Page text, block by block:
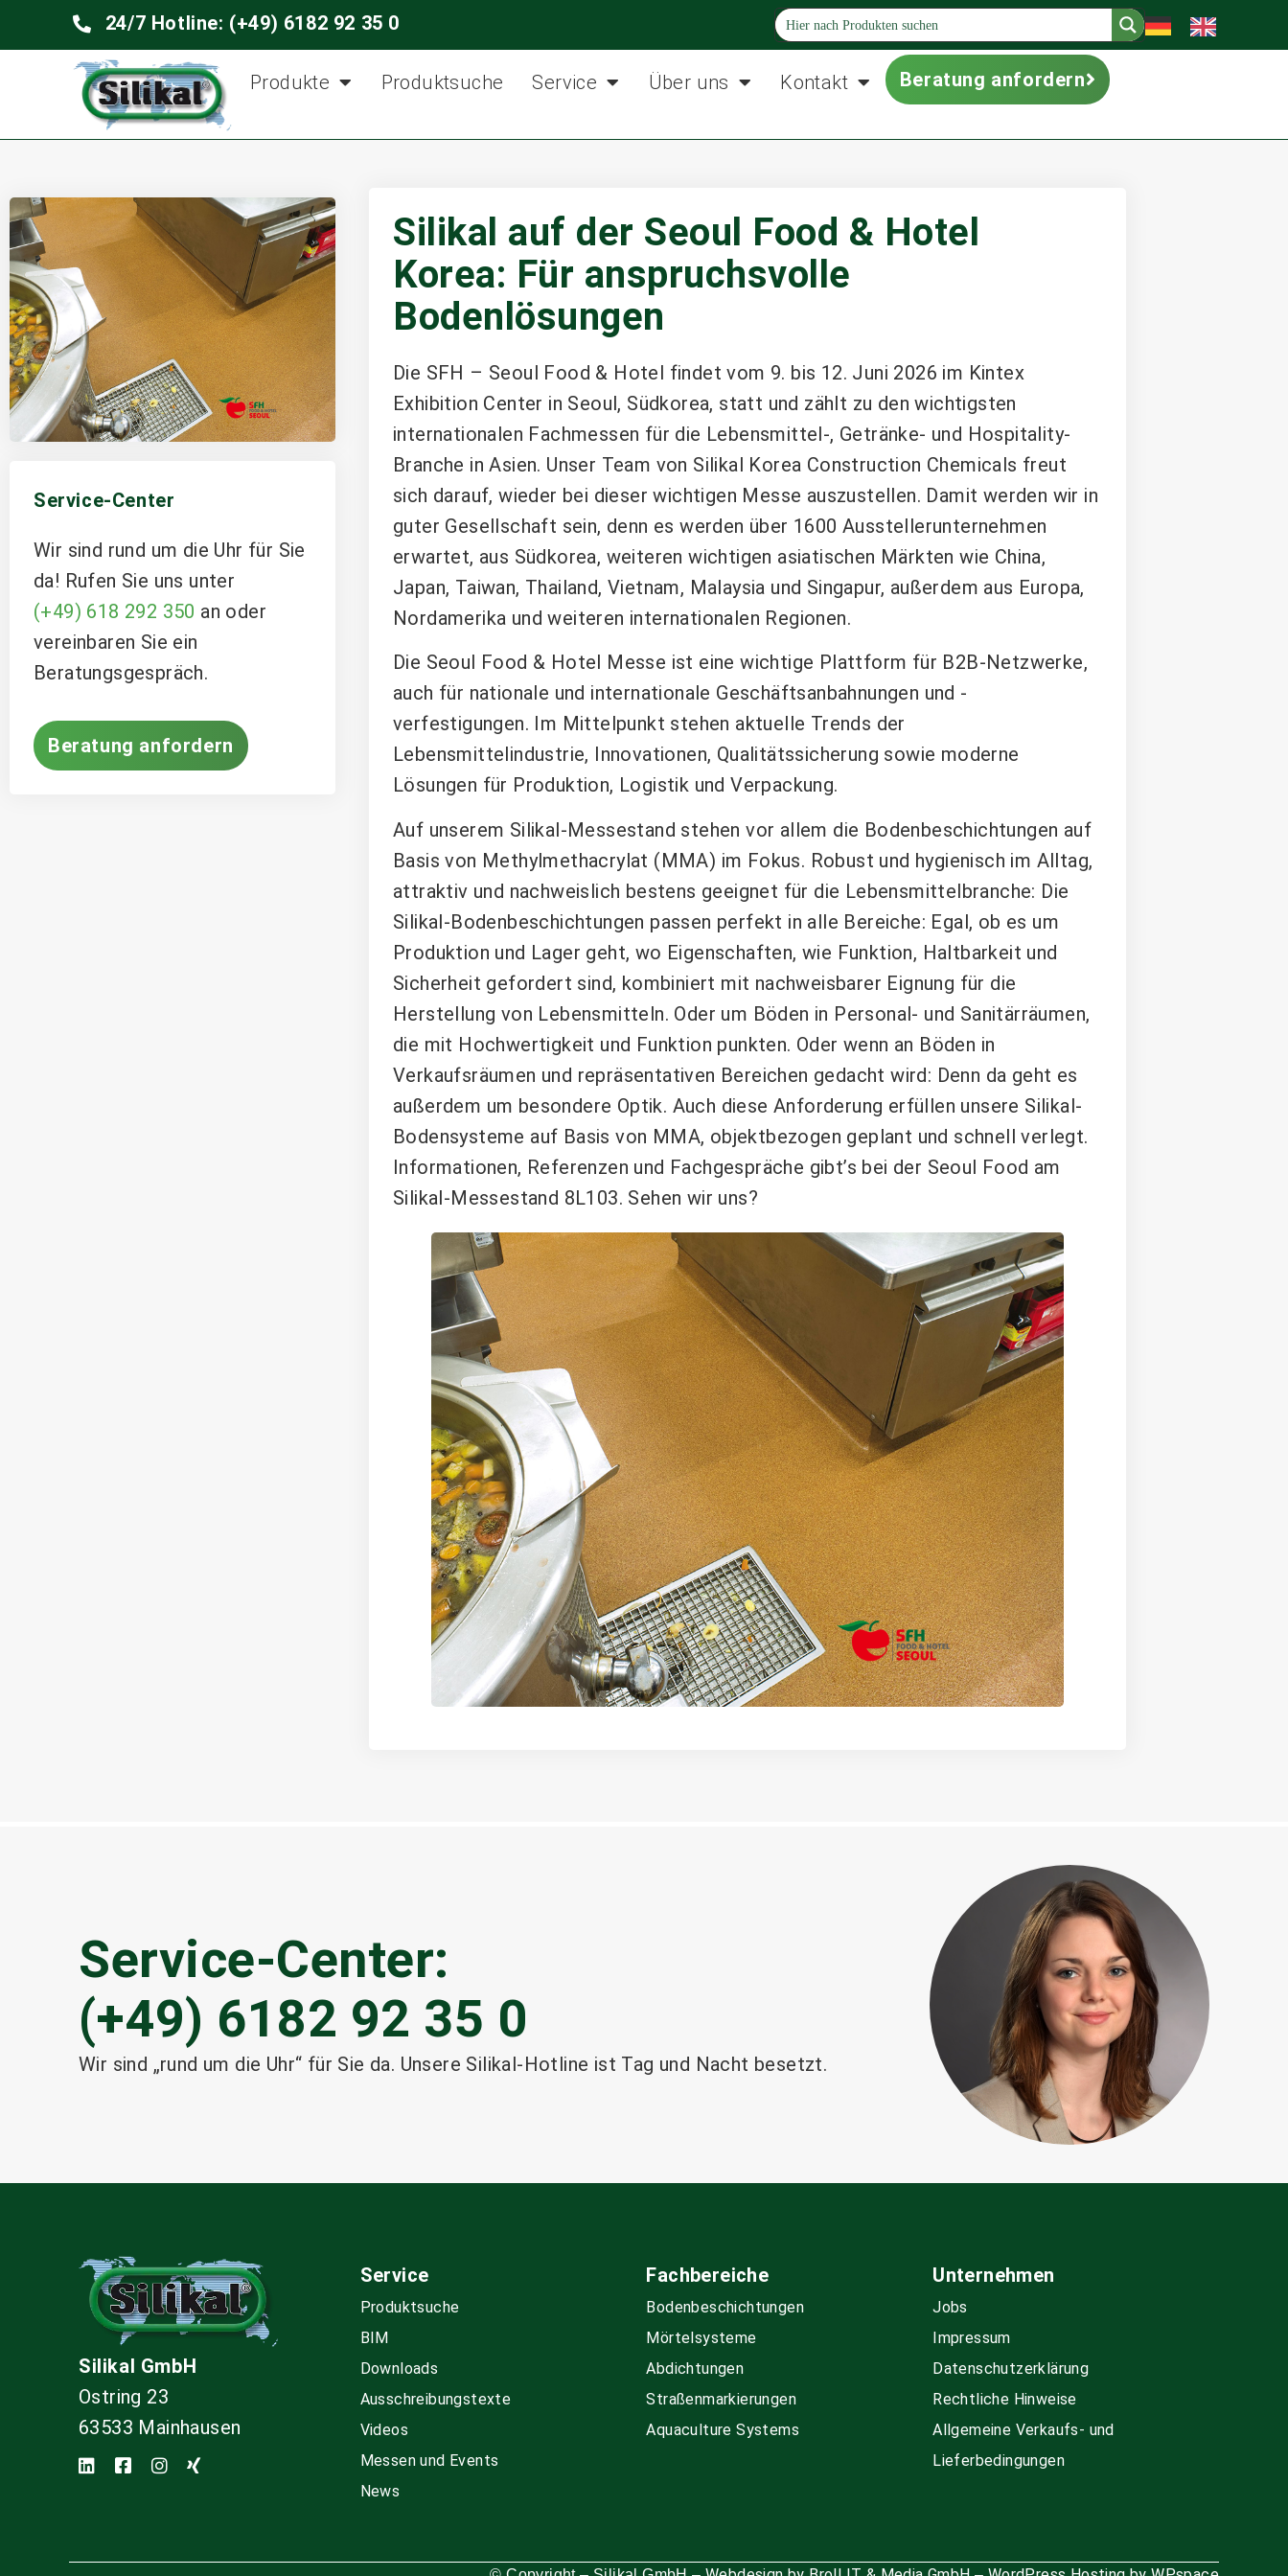
24/7 Hotline: (+49) 6182 92 35 0
Produkte Produktsuche Service Über uns Kontakt Beratung anfordern
Service-Center
Wir sind rund um die Uhr für Sie
da! Rufen Sie uns unter
(+49) 618 292 350 an oder
vereinbaren Sie ein
Beratungsgespräch.
Beratung anfordern
Silikal auf der Seoul Food & Hotel
Korea: Für anspruchsvolle
Bodenlösungen
Die SFH – Seoul Food & Hotel findet vom 9. bis 12. Juni 2026 im Kintex
Exhibition Center in Seoul, Südkorea, statt und zählt zu den wichtigsten
internationalen Fachmessen für die Lebensmittel-, Getränke- und Hospitality-
Branche in Asien. Unser Team von Silikal Korea Construction Chemicals freut
sich darauf, wieder bei dieser wichtigen Messe auszustellen. Damit werden wir in
guter Gesellschaft sein, denn es werden über 1600 Ausstellerunternehmen
erwartet, aus Südkorea, weiteren wichtigen asiatischen Märkten wie China,
Japan, Taiwan, Thailand, Vietnam, Malaysia und Singapur, außerdem aus Europa,
Nordamerika und weiteren internationalen Regionen.
Die Seoul Food & Hotel Messe ist eine wichtige Plattform für B2B-Netzwerke,
auch für nationale und internationale Geschäftsanbahnungen und -
verfestigungen. Im Mittelpunkt stehen aktuelle Trends der
Lebensmittelindustrie, Innovationen, Qualitätssicherung sowie moderne
Lösungen für Produktion, Logistik und Verpackung.
Auf unserem Silikal-Messestand stehen vor allem die Bodenbeschichtungen auf
Basis von Methylmethacrylat (MMA) im Fokus. Robust und hygienisch im Alltag,
attraktiv und nachweislich bestens geeignet für die Lebensmittelbranche: Die
Silikal-Bodenbeschichtungen passen perfekt in alle Bereiche: Egal, ob es um
Produktion und Lager geht, wo Eigenschaften, wie Funktion, Haltbarkeit und
Sicherheit gefordert sind, kombiniert mit nachweisbarer Eignung für die
Herstellung von Lebensmitteln. Oder um Böden in Personal- und Sanitärräumen,
die mit Hochwertigkeit und Funktion punkten. Oder wenn an Böden in
Verkaufsräumen und repräsentativen Bereichen gedacht wird: Denn da geht es
außerdem um besondere Optik. Auch diese Anforderung erfüllen unsere Silikal-
Bodensysteme auf Basis von MMA, objektbezogen geplant und schnell verlegt.
Informationen, Referenzen und Fachgespräche gibt’s bei der Seoul Food am
Silikal-Messestand 8L103. Sehen wir uns?
Service-Center:
(+49) 6182 92 35 0
Wir sind „rund um die Uhr“ für Sie da. Unsere Silikal-Hotline ist Tag und Nacht besetzt.
Silikal GmbH
Ostring 23
63533 Mainhausen
Service
Produktsuche
BIM
Downloads
Ausschreibungs­texte
Videos
Messen und Events
News
Fachbereiche
Boden­beschichtungen
Mörtelsysteme
Abdichtungen
Straßenmarkierungen
Aquaculture Systems
Unternehmen
Jobs
Impressum
Datenschutzerklärung
Rechtliche Hinweise
Allgemeine Verkaufs- und
Lieferbedingungen